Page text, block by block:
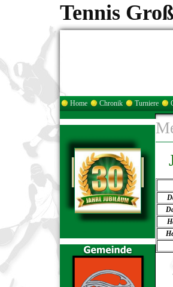
Tennis
Home Chronik Turniere